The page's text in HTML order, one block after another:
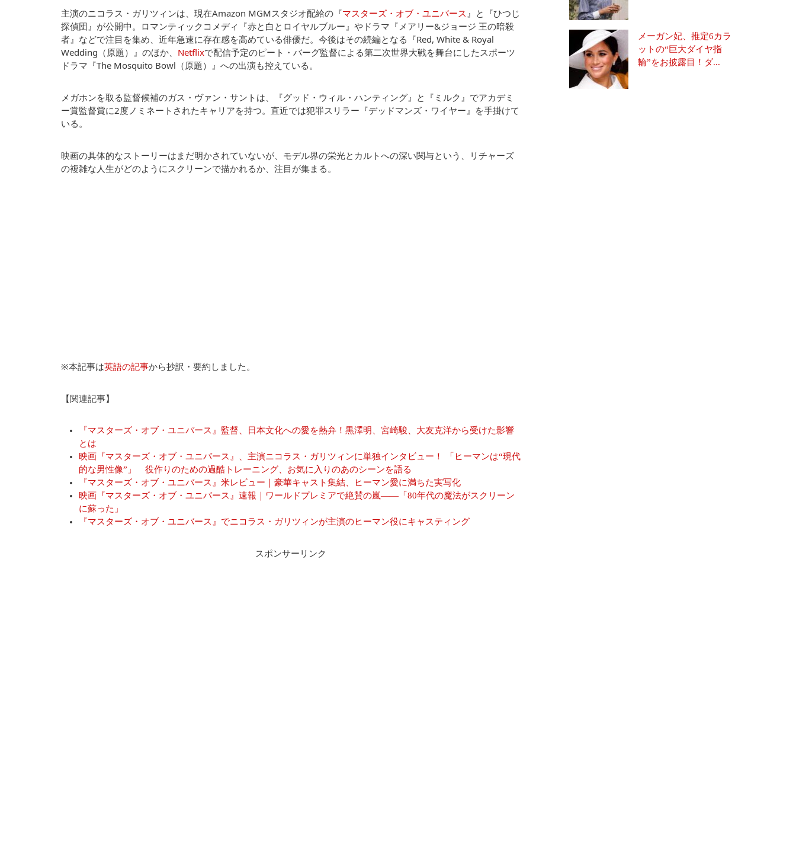
主演のニコラス・ガリツィンは、現在Amazon MGMスタジオ配給の『マスターズ・オブ・ユニバース 』と『ひつじ
探偵団』が公開中。ロマンティックコメディ『赤と白とロイヤルブルー』やドラマ『メアリー&ジョージ 王の暗殺
者』などで注目を集め、近年急速に存在感を高めている俳優だ。今後はその続編となる『Red, White & Royal
Wedding（原題）』のほか、 Netflixで配信予定のピート・バーグ監督による第二次世界大戦を舞台にしたスポーツ
ドラマ『The Mosquito Bowl（原題）』への出演も控えている。
メガホンを取る監督候補のガス・ヴァン・サントは、『グッド・ウィル・ハンティング』と『ミルク』でアカデミ
ー賞監督賞に2度ノミネートされたキャリアを持つ。直近では犯罪スリラー『デッドマンズ・ワイヤー』を手掛けて
いる。
映画の具体的なストーリーはまだ明かされていないが、モデル界の栄光とカルトへの深い関与という、リチャーズ
の複雑な人生がどのようにスクリーンで描かれるか、注目が集まる。
※本記事は英語の記事から抄訳・要約しました。
【関連記事】
『マスターズ・オブ・ユニバース』監督、日本文化への愛を熱弁！黒澤明、宮崎駿、大友克洋から受けた影響
とは
映画『マスターズ・オブ・ユニバース』、主演ニコラス・ガリツィンに単独インタビュー！ 「ヒーマンは“現代
的な男性像”」 役作りのための過酷トレーニング、お気に入りのあのシーンを語る
『マスターズ・オブ・ユニバース』米レビュー｜豪華キャスト集結、ヒーマン愛に満ちた実写化
映画『マスターズ・オブ・ユニバース』速報｜ワールドプレミアで絶賛の嵐――「80年代の魔法がスクリーン
に蘇った」
『マスターズ・オブ・ユニバース』でニコラス・ガリツィンが主演のヒーマン役にキャスティング
スポンサーリンク
メーガン妃、推定6カラ
ットの“巨大ダイヤ指
輪”をお披露目！ダ...